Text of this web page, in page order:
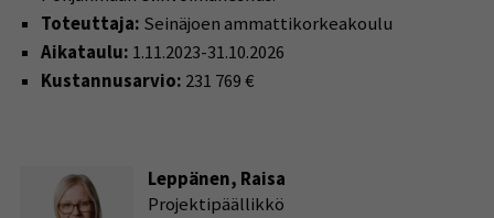
Toteuttaja: Seinäjoen ammattikorkeakoulu
Aikataulu: 1.11.2023-31.10.2026
Kustannusarvio: 231 769 €
Leppänen, Raisa
Projektipäällikkö